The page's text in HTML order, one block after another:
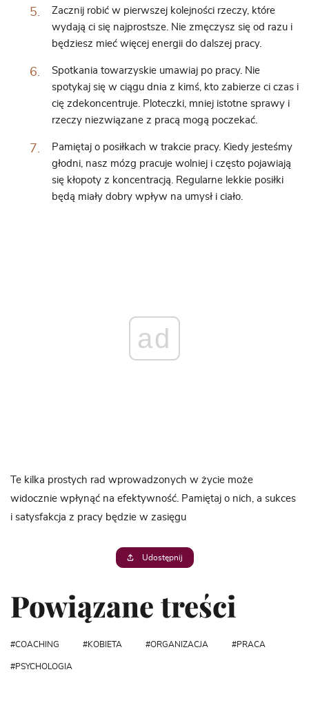
Zacznij robić w pierwszej kolejności rzeczy, które
wydają ci się najprostsze. Nie zmęczysz się od razu i
będziesz mieć więcej energii do dalszej pracy.
Spotkania towarzyskie umawiaj po pracy. Nie
spotykaj się w ciągu dnia z kimś, kto zabierze ci czas i
cię zdekoncentruje. Ploteczki, mniej istotne sprawy i
rzeczy niezwiązane z pracą mogą poczekać.
Pamiętaj o posiłkach w trakcie pracy. Kiedy jesteśmy
głodni, nasz mózg pracuje wolniej i często pojawiają
się kłopoty z koncentracją. Regularne lekkie posiłki
będą miały dobry wpływ na umysł i ciało.
ad
Te kilka prostych rad wprowadzonych w życie może
widocznie wpłynąć na efektywność. Pamiętaj o nich, a sukces
i satysfakcja z pracy będzie w zasięgu
Udostępnij
Powiązane treści
COACHING KOBIETA ORGANIZACJA PRACA
PSYCHOLOGIA